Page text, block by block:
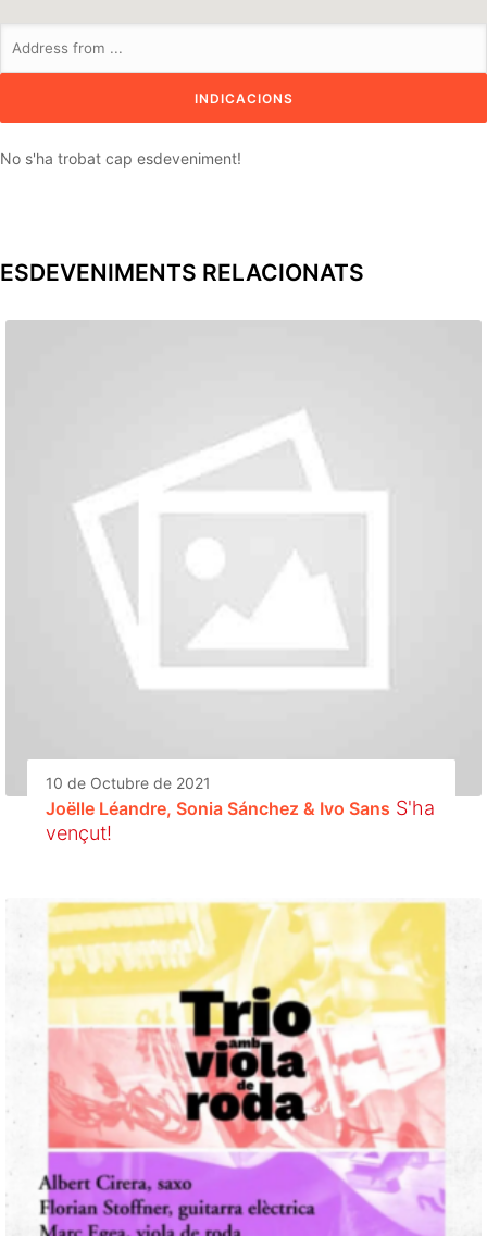
No s'ha trobat cap esdeveniment!
ESDEVENIMENTS RELACIONATS
10 de Octubre de 2021
Joëlle Léandre, Sonia Sánchez & Ivo Sans S'ha
vençut!